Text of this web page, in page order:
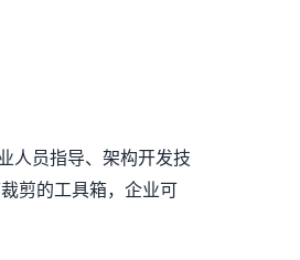
人员指导、架构开发技
剪的工具箱，企业可